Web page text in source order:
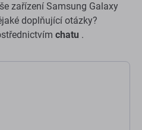
zařízení Samsung Galaxy
doplňující otázky?
chatu .